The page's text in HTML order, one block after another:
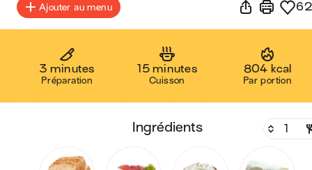
Ajouter au menu
3 minutes
Préparation
15 minutes
Cuisson
804 kcal
Par portion
ingrédients